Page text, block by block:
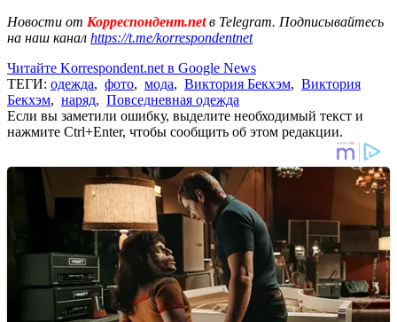
Новости от Корреспондент.netв Telegram. Подписывайтесь
на наш канал https://t.me/korrespondentnet
Читайте Korrespondent.net в Google News
ТЕГИ: одежда, фото, мода, Виктория Бекхэм, Виктория
Бекхэм, наряд, Повседневная одежда
Если вы заметили ошибку, выделите необходимый текст и
нажмите Ctrl+Enter, чтобы сообщить об этом редакции.